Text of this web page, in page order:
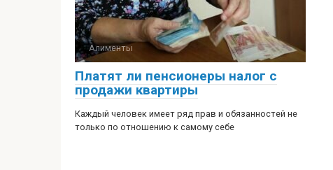
Алименты
Платят ли пенсионеры налог с
продажи квартиры
Каждый человек имеет ряд прав и обязанностей не
только по отношению к самому себе